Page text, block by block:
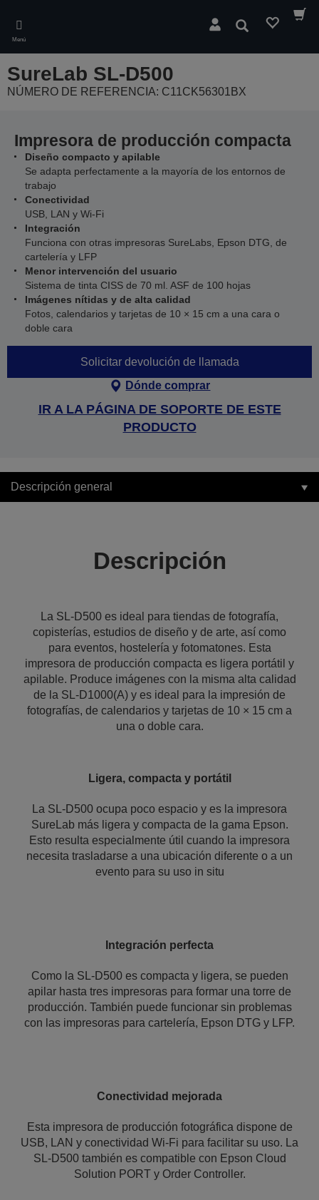
main
content
Menú
Buscar
SureLab SL-D500
NÚMERO DE REFERENCIA: C11CK56301BX
Impresora de producción compacta
Diseño compacto y apilable
Se adapta perfectamente a la mayoría de los entornos de
trabajo
Conectividad
USB, LAN y Wi-Fi
Integración
Funciona con otras impresoras SureLabs, Epson DTG, de
cartelería y LFP
Menor intervención del usuario
Sistema de tinta CISS de 70 ml. ASF de 100 hojas
Imágenes nítidas y de alta calidad
Fotos, calendarios y tarjetas de 10 × 15 cm a una cara o
doble cara
Solicitar devolución de llamada
Dónde comprar
IR A LA PÁGINA DE SOPORTE DE ESTE
PRODUCTO
Descripción general
Descripción
La SL-D500 es ideal para tiendas de fotografía,
copisterías, estudios de diseño y de arte, así como
para eventos, hostelería y fotomatones. Esta
impresora de producción compacta es ligera portátil y
apilable. Produce imágenes con la misma alta calidad
de la SL-D1000(A) y es ideal para la impresión de
fotografías, de calendarios y tarjetas de 10 × 15 cm a
una o doble cara.
Ligera, compacta y portátil
La SL-D500 ocupa poco espacio y es la impresora
SureLab más ligera y compacta de la gama Epson.
Esto resulta especialmente útil cuando la impresora
necesita trasladarse a una ubicación diferente o a un
evento para su uso in situ
Integración perfecta
Como la SL-D500 es compacta y ligera, se pueden
apilar hasta tres impresoras para formar una torre de
producción. También puede funcionar sin problemas
con las impresoras para cartelería, Epson DTG y LFP.
Conectividad mejorada
Esta impresora de producción fotográfica dispone de
USB, LAN y conectividad Wi-Fi para facilitar su uso. La
SL-D500 también es compatible con Epson Cloud
Solution PORT y Order Controller.